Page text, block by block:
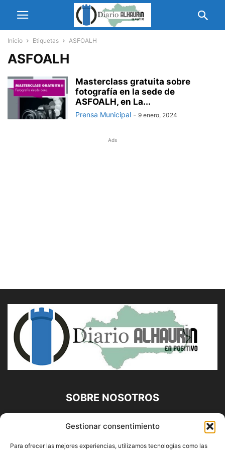
Gestionar consentimiento
Para ofrecer las mejores experiencias, utilizamos tecnologías como las
Inicio Etiquetas ASFOALH
ASFOALH
Masterclass gratuita sobre
fotografía en la sede de
ASFOALH, en La...
Prensa Municipal - 9 enero, 2024
Ads
SOBRE NOSOTROS
Diario Alhaurín (www.alhaurindelatorre.com) Propiedad de
Francisco E. López López | 639 95 71 95 | Noticias de
Alhaurín de la Torre, Málaga y Provincia|